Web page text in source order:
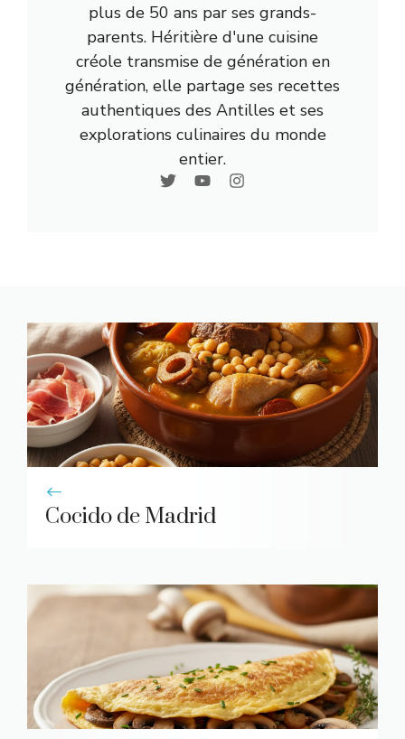
plus de 50 ans par ses grands-
parents. Héritière d'une cuisine
créole transmise de génération en
génération, elle partage ses recettes
authentiques des Antilles et ses
explorations culinaires du monde
entier.
Cocido de Madrid